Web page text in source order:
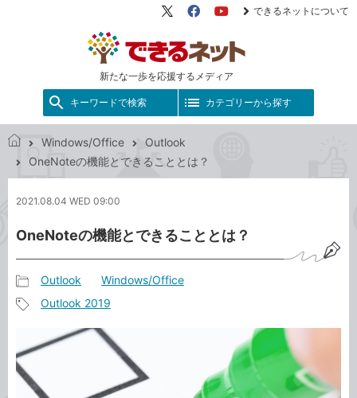
新たな一歩を応援するメディア
X（旧
FacebookYouTube
できるネットについて
キーワードで検索 カテゴリーから探す
で
ネ
ト
Windows/Office
Outlook
OneNoteの機能とできることとは？
2021.08.04 WED 09:00
OneNoteの機能とできることとは？
事
テ
ゴ
リ
Outlook Windows/Office
タ
グ
Outlook 2019